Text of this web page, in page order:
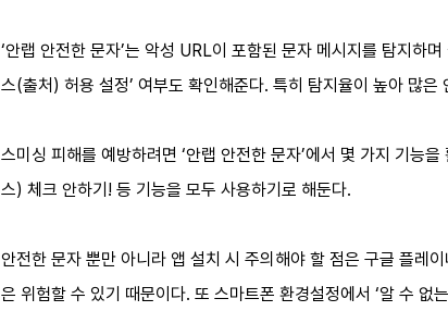
‘안랩 안전한 문자’는 악성 URL이 포함된 문자 메시지를 탐지하
스(출처) 허용 설정’ 여부도 확인해준다. 특히 탐지율이 높아 많은
스미싱 피해를 예방하려면 ‘안랩 안전한 문자’에서 몇 가지 기
스) 체크 안하기! 등 기능을 모두 사용하기로 해둔다.
안전한 문자 뿐만 아니라 앱 설치 시 주의해야 할 점은 구글 플레
은 위험할 수 있기 때문이다. 또 스마트폰 환경설정에서 ‘알 수